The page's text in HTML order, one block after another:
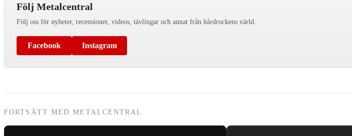
Följ Metalcentral
Följ oss för nyheter, recensioner, videos, tävlingar och annat från hårdrockens värld.
Facebook Instagram
FORTSÄTT MED METALCENTRAL